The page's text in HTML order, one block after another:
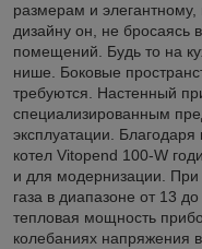
размерам и
дизайну он, не бросаясь
помещений. Будь то на
нише. Боковые
требуются. Настенный
специализированным
эксплуатации.
котел Vitopend 100-W
и для модернизации. При
газа в диапазоне от 13
тепловая мощность
колебаниях напряжения